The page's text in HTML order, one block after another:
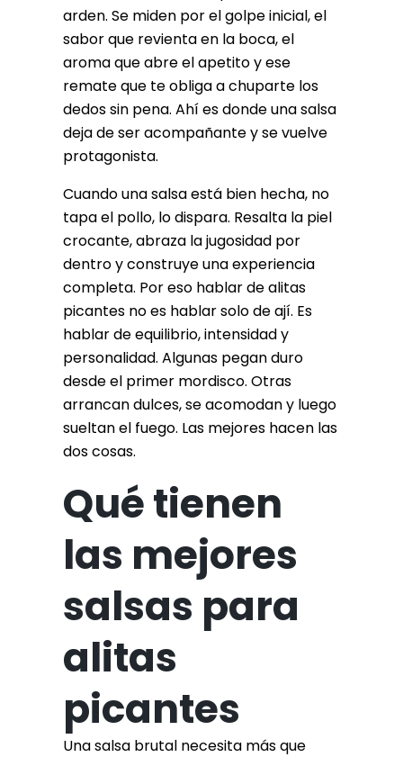
arden. Se miden por el golpe inicial, el
sabor que revienta en la boca, el
aroma que abre el apetito y ese
remate que te obliga a chuparte los
dedos sin pena. Ahí es donde una salsa
deja de ser acompañante y se vuelve
protagonista.
Cuando una salsa está bien hecha, no
tapa el pollo, lo dispara. Resalta la piel
crocante, abraza la jugosidad por
dentro y construye una experiencia
completa. Por eso hablar de alitas
picantes no es hablar solo de ají. Es
hablar de equilibrio, intensidad y
personalidad. Algunas pegan duro
desde el primer mordisco. Otras
arrancan dulces, se acomodan y luego
sueltan el fuego. Las mejores hacen las
dos cosas.
Qué tienen
las mejores
salsas para
alitas
picantes
Una salsa brutal necesita más que